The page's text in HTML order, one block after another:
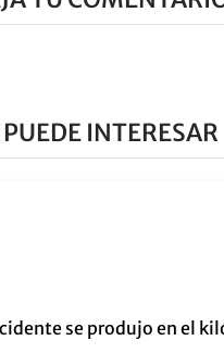
INTERESAR